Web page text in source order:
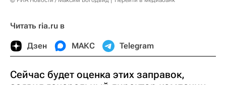
Читать ria.ru в
Дзен МАКС Telegram
Сейчас будет оценка этих заправок,